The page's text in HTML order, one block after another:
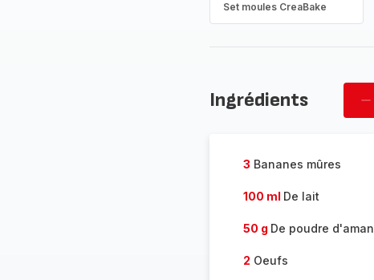
Set moules CreaBake
Ingrédients
3 Bananes mûres
100 ml De lait
50 g De poudre
2 Oeufs